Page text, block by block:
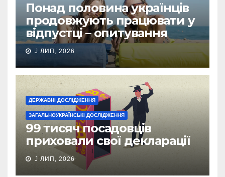
Понад половина українців
продовжують працювати у
відпустці – опитування
J ЛИП, 2026
ДЕРЖАВНІ ДОСЛІДЖЕННЯ
ЗАГАЛЬНОУКРАЇНСЬКІ ДОСЛІДЖЕННЯ
99 тисяч посадовців
приховали свої декларації
J ЛИП, 2026